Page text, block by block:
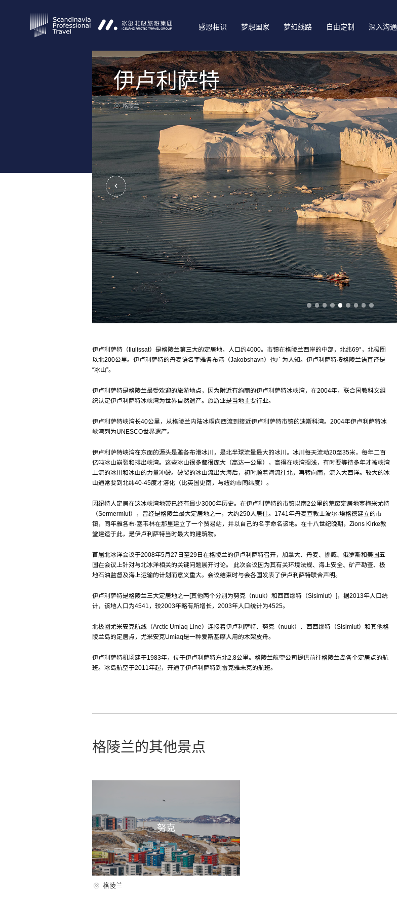
感恩相识 梦想国家 梦幻线路 自由定制 深入沟通
伊卢利萨特
格陵兰
伊卢利萨特（Ilulissat）是格陵兰第三大的定居地，人口约4000。市镇在格陵兰西岸的中部，北纬69°，北极圈
以北200公里。伊卢利萨特的丹麦语名字雅各布港（Jakobshavn）也广为人知。伊卢利萨特按格陵兰语直译是
“冰山”。
伊卢利萨特是格陵兰最受欢迎的旅游地点，因为附近有绚丽的伊卢利萨特冰峡湾，在2004年，联合国教科文组
织认定伊卢利萨特冰峡湾为世界自然遗产。旅游业是当地主要行业。
伊卢利萨特峡湾长40公里，从格陵兰内陆冰帽向西流到接近伊卢利萨特市镇的迪斯科湾。2004年伊卢利萨特冰
峡湾列为UNESCO世界遗产。
伊卢利萨特峡湾在东面的源头是雅各布港冰川，是北半球流量最大的冰川。冰川每天流动20至35米，每年二百
亿吨冰山崩裂和排出峡湾。这些冰山很多都很庞大（高达一公里），高得在峡湾搁浅，有时要等待多年才被峡湾
上流的冰川和冰山的力量冲破。破裂的冰山流出大海后，初时顺着海流往北，再转向南，流入大西洋。较大的冰
山通常要到北纬40-45度才溶化（比英国更南，与纽约市同纬度）。
因纽特人定居在这冰峡湾地带已经有最少3000年历史。在伊卢利萨特的市镇以南2公里的荒废定居地塞梅米尤特
（Sermermiut），曾经是格陵兰最大定居地之一，大约250人居住。1741年丹麦宣教士波尔·埃格德建立的市
镇，同年雅各布·塞韦林在那里建立了一个贸易站，并以自己的名字命名该地。在十八世纪晚期，Zions Kirke教
堂建造于此，是伊卢利萨特当时最大的建筑物。
首届北冰洋会议于2008年5月27日至29日在格陵兰的伊卢利萨特召开，加拿大、丹麦、挪威、俄罗斯和美国五
国在会议上针对与北冰洋相关的关键问题展开讨论。 此次会议因为其有关环境法规、海上安全、矿产勘查、极
地石油监督及海上运输的计划而意义重大。会议结束时与会各国发表了伊卢利萨特联合声明。
伊卢利萨特是格陵兰三大定居地之一[其他两个分别为努克（nuuk）和西西缪特（Sisimiut）]，据2013年人口统
计，该地人口为4541，较2003年略有所增长，2003年人口统计为4525。
北极圈尤米安克航线（Arctic Umiaq Line）连接着伊卢利萨特、努克（nuuk）、西西缪特（Sisimiut）和其他格
陵兰岛的定居点，尤米安克Umiaq是一种爱斯基摩人用的木架皮舟。
伊卢利萨特机场建于1983年，位于伊卢利萨特东北2.8公里。格陵兰航空公司提供前往格陵兰岛各个定居点的航
班。冰岛航空于2011年起，开通了伊卢利萨特到雷克雅未克的航班。
格陵兰的其他景点
努克
格陵兰